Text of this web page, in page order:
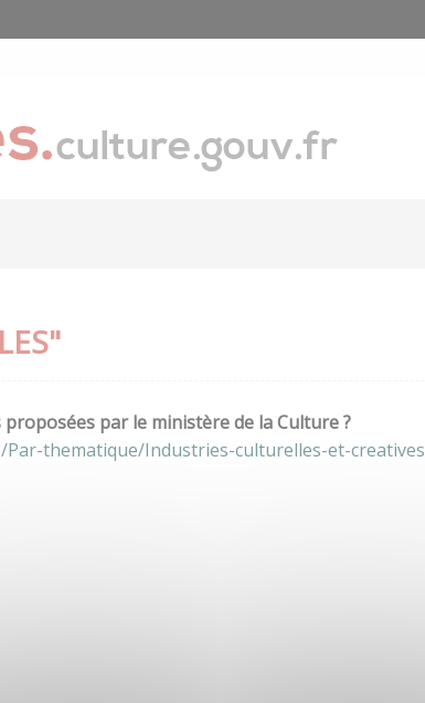
par le ministère de la Culture ?
thematique/Industries-culturelles-et-creatives